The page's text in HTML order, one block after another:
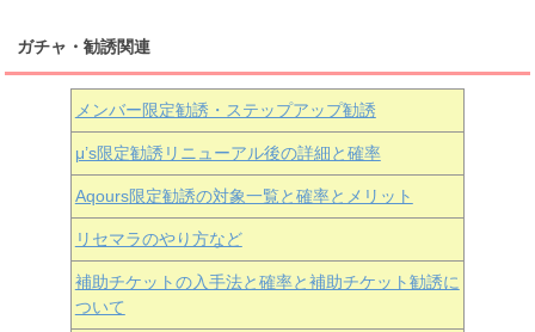
ガチャ・勧誘関連
メンバー限定勧誘・ステップアップ勧誘
μ’s限定勧誘リニューアル後の詳細と確率
Aqours限定勧誘の対象一覧と確率とメリット
リセマラのやり方など
補助チケットの入手法と確率と補助チケット勧誘に
ついて